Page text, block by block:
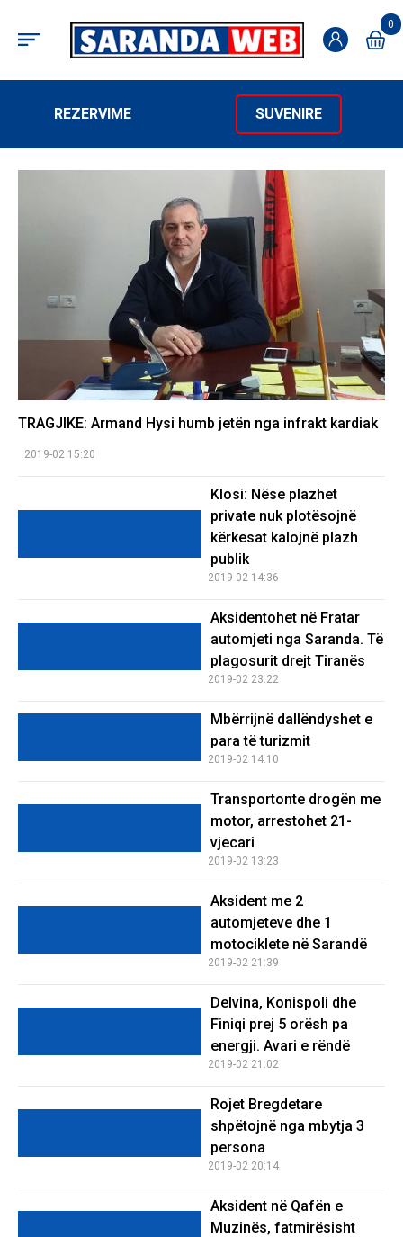
0
REZERVIME SUVENIRE
TRAGJIKE: Armand Hysi humb jetën nga infrakt kardiak
2019-02 15:20
Klosi: Nëse plazhet
private nuk plotësojnë
kërkesat kalojnë plazh
publik
2019-02 14:36
Aksidentohet në Fratar
automjeti nga Saranda. Të
plagosurit drejt Tiranës
2019-02 23:22
Mbërrijnë dallëndyshet e
para të turizmit
2019-02 14:10
Transportonte drogën me
motor, arrestohet 21-
vjecari
2019-02 13:23
Aksident me 2
automjeteve dhe 1
motociklete në Sarandë
2019-02 21:39
Delvina, Konispoli dhe
Finiqi prej 5 orësh pa
energji. Avari e rëndë
2019-02 21:02
Rojet Bregdetare
shpëtojnë nga mbytja 3
persona
2019-02 20:14
Aksident në Qafën e
Muzinës, fatmirësisht